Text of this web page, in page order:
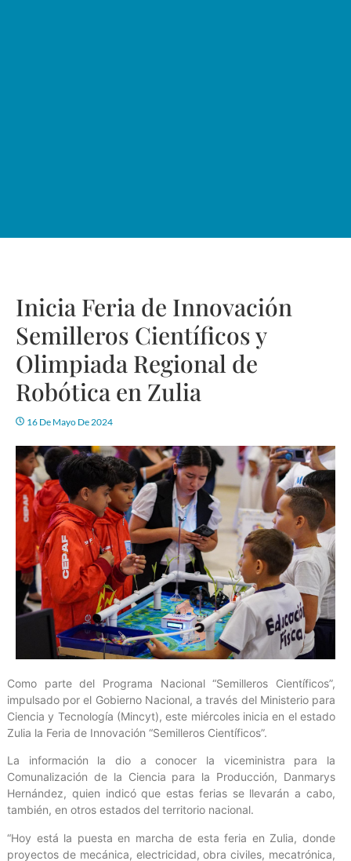
Inicia Feria de Innovación
Semilleros Científicos y
Olimpiada Regional de
Robótica en Zulia
16 De Mayo De 2024
Como parte del Programa Nacional “Semilleros Científicos”,
impulsado por el Gobierno Nacional, a través del Ministerio para
Ciencia y Tecnología (Mincyt), este miércoles inicia en el estado
Zulia la Feria de Innovación “Semilleros Científicos”.
La información la dio a conocer la viceministra para la
Comunalización de la Ciencia para la Producción, Danmarys
Hernández, quien indicó que estas ferias se llevarán a cabo,
también, en otros estados del territorio nacional.
“Hoy está la puesta en marcha de esta feria en Zulia, donde
proyectos de mecánica, electricidad, obra civiles, mecatrónica,